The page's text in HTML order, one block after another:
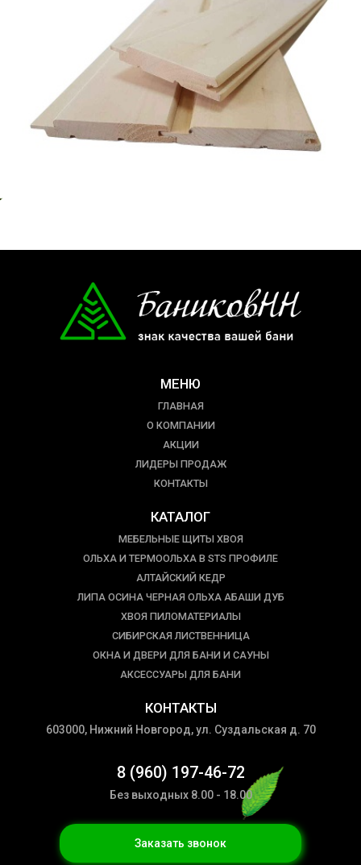
МЕНЮ
ГЛАВНАЯ
О КОМПАНИИ
АКЦИИ
ЛИДЕРЫ ПРОДАЖ
КОНТАКТЫ
КАТАЛОГ
МЕБЕЛЬНЫЕ ЩИТЫ ХВОЯ
ОЛЬХА И ТЕРМООЛЬХА В STS ПРОФИЛЕ
АЛТАЙСКИЙ КЕДР
ЛИПА ОСИНА ЧЕРНАЯ ОЛЬХА АБАШИ ДУБ
ХВОЯ ПИЛОМАТЕРИАЛЫ
СИБИРСКАЯ ЛИСТВЕННИЦА
ОКНА И ДВЕРИ ДЛЯ БАНИ И САУНЫ
АКСЕССУАРЫ ДЛЯ БАНИ
КОНТАКТЫ
603000, Нижний Новгород, ул. Суздальская д. 70
8 (960) 197-46-72
Без выходных 8.00 - 18.00
Заказать звонок